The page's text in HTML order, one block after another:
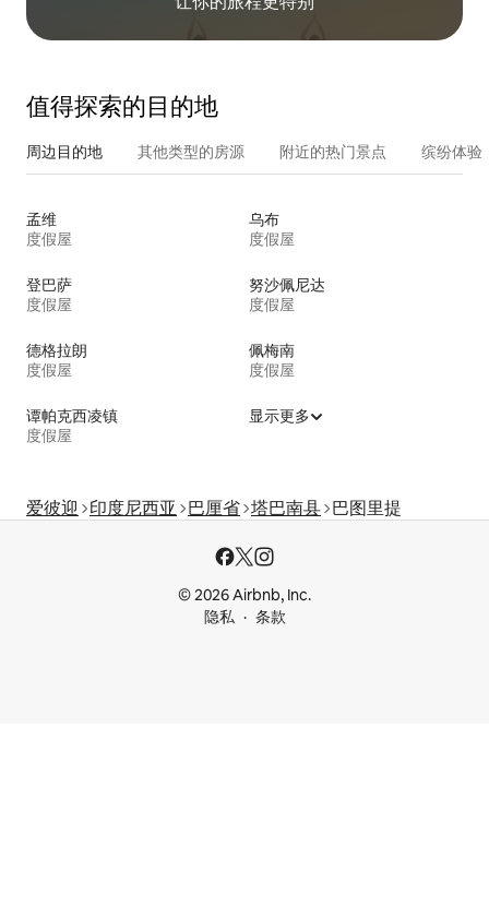
值得探索的目的地
周边目的地 其他类型的房源 附近的热门景点 缤纷体验
孟维
度假屋
乌布
度假屋
登巴萨
度假屋
努沙佩尼达
度假屋
德格拉朗
度假屋
佩梅南
度假屋
谭帕克西凌镇
度假屋
显示更多
爱彼迎 印度尼西亚 巴厘省 塔巴南县 巴图里提
© 2026 Airbnb, Inc.
隐私
条款